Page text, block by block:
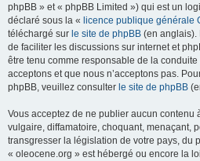
phpBB » et « phpBB Limited ») qui est un
déclaré sous la « licence publique générale
téléchargé sur le site de phpBB (en anglais).
de faciliter les discussions sur internet et
être tenu comme responsable de la
acceptons et que nous n’acceptons pas.
phpBB, veuillez consulter le site de phpBB
Vous acceptez de ne publier aucun contenu
vulgaire, diffamatoire, choquant, menaçant,
transgresser la législation de votre pays, du
« oleocene.org » est hébergé ou encore la